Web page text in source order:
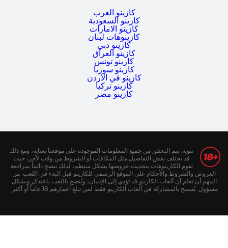
كازينو العرب
كازينو السعودية
كازينو الامارات
كازينوهات لبنان
كازينو دبي
كازينو العراق
كازينو تونس
كازينو سوريا
كازينو في الأردن
كازينو تركيا
كازينو مصر
تنويه: يتم التحقق من جميع المعلومات الموجودة على موقعنا بعناية، ومع ذلك
قد تختلف بعض التفاصيل مثل المكافآت أو الشروط من وقت لآخر، حيث
تقوم الكازينوهات بتحديث عروضها بشكل منتظم، لذلك ننصح دائماً بمراجعة
العروض والشروط والأحكام على الموقع الرسمي للكازينو قبل البدء في اللعب. من
المهم أن تعلم أن ألعاب الكازينو قد تؤدي إلى الإدمان، ويُنصح باللعب باعتدال وبشكل
مسؤول. يُسمح بالمشاركة في ألعاب الكازينو فقط لمن تبلغ أعمارهم 18 عاماً أو أكثر.